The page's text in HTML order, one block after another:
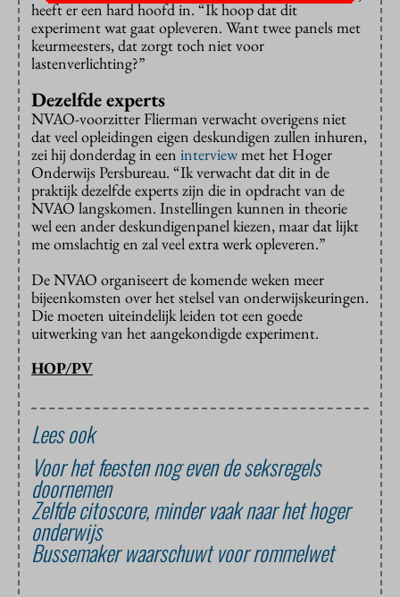
heeft er een hard hoofd in. “Ik hoop dat dit
experiment wat gaat opleveren. Want twee panels met
keurmeesters, dat zorgt toch niet voor
lastenverlichting?”
Dezelfde experts
NVAO-voorzitter Flierman verwacht overigens niet
dat veel opleidingen eigen deskundigen zullen inhuren,
zei hij donderdag in een interviewmet het Hoger
Onderwijs Persbureau. “Ik verwacht dat dit in de
praktijk dezelfde experts zijn die in opdracht van de
NVAO langskomen. Instellingen kunnen in theorie
wel een ander deskundigenpanel kiezen, maar dat lijkt
me omslachtig en zal veel extra werk opleveren.”
De NVAO organiseert de komende weken meer
bijeenkomsten over het stelsel van onderwijskeuringen.
Die moeten uiteindelijk leiden tot een goede
uitwerking van het aangekondigde experiment.
HOP/PV
Lees ook
Voor het feesten nog even de seksregels
doornemen
Zelfde citoscore, minder vaak naar het hoger
onderwijs
Bussemaker waarschuwt voor rommelwet